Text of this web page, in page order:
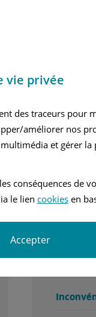
Avez-
Rédigé
Une
Confort
C'est un
vie privée
des traceurs pour
améliorer nos
et gérer la
conséquences de
le lien cookiesen
Accepter